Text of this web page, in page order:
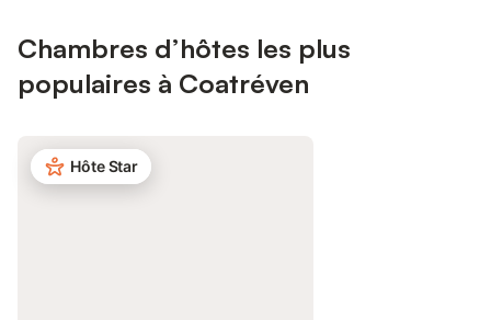
Chambres d’hôtes les plus
populaires à Coatréven
Hôte Star